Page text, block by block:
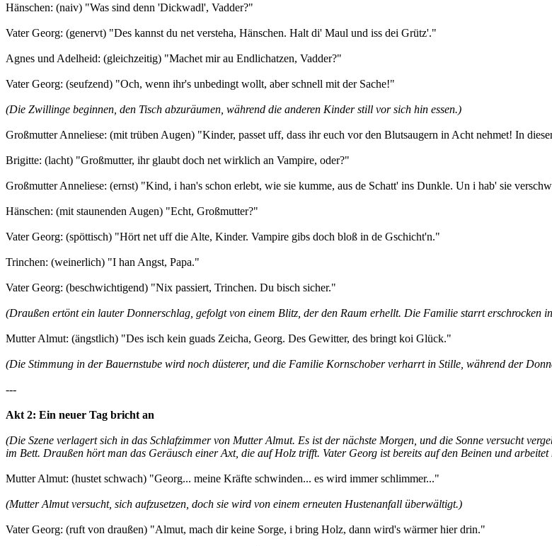
Hänschen: (naiv) "Was sind denn 'Dickwadl', Vadder?"
Vater Georg: (genervt) "Des kannst du net versteha, Hänschen. Halt di' Maul und iss dei Grütz'."
Agnes und Adelheid: (gleichzeitig) "Machet mir au Endlichatzen, Vadder?"
Vater Georg: (seufzend) "Och, wenn ihr's unbedingt wollt, aber schnell mit der Sache!"
(Die Zwillinge beginnen, den Tisch abzuräumen, während die anderen Kinder still vor sich hin essen.)
Großmutter Anneliese: (mit trüben Augen) "Kinder, passet uff, dass ihr euch vor den Blutsaugern in Acht nehmet! In
Brigitte: (lacht) "Großmutter, ihr glaubt doch net wirklich an Vampire, oder?"
Großmutter Anneliese: (ernst) "Kind, i han's schon erlebt, wie sie kumme, aus de Schatt' ins Dunkle. Un i hab' sie
Hänschen: (mit staunenden Augen) "Echt, Großmutter?"
Vater Georg: (spöttisch) "Hört net uff die Alte, Kinder. Vampire gibs doch bloß in de Gschicht'n."
Trinchen: (weinerlich) "I han Angst, Papa."
Vater Georg: (beschwichtigend) "Nix passiert, Trinchen. Du bisch sicher."
(Draußen ertönt ein lauter Donnerschlag, gefolgt von einem Blitz, der den Raum erhellt. Die Familie starrt erschrocken
Mutter Almut: (ängstlich) "Des isch kein guads Zeicha, Georg. Des Gewitter, des bringt koi Glück."
(Die Stimmung in der Bauernstube wird noch düsterer, und die Familie Kornschober verharrt in Stille, während der
---
Akt 2: Ein neuer Tag bricht an
(Die Szene verlagert sich in das Schlafzimmer von Mutter Almut. Es ist der nächste Morgen, und die Sonne versucht
im Bett. Draußen hört man das Geräusch einer Axt, die auf Holz trifft. Vater Georg ist bereits auf den Beinen und arbeitet
Mutter Almut: (hustet schwach) "Georg... meine Kräfte schwinden... es wird immer schlimmer..."
(Mutter Almut versucht, sich aufzusetzen, doch sie wird von einem erneuten Hustenanfall überwältigt.)
Vater Georg: (ruft von draußen) "Almut, mach dir keine Sorge, i bring Holz, dann wird's wärmer hier drin."